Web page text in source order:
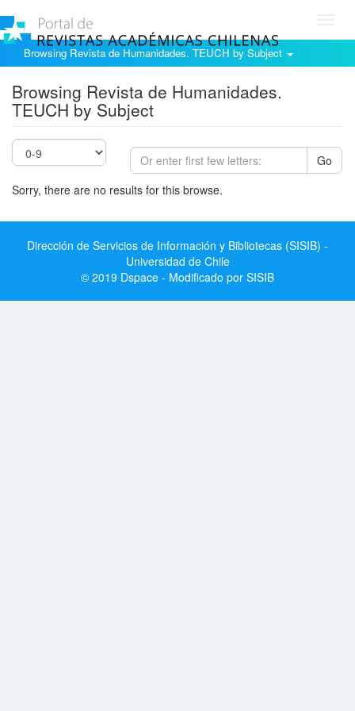
Browsing Revista de Humanidades. TEUCH by Subject
Browsing Revista de Humanidades.
TEUCH by Subject
Go
Sorry, there are no results for this browse.
Dirección de Servicios de Información y Bibliotecas (SISIB) -
Universidad de Chile
© 2019 Dspace - Modificado por SISIB